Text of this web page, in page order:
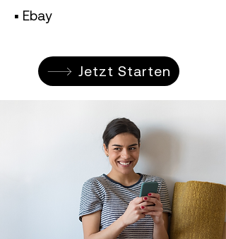
▪︎ Ebay
Jetzt Starten